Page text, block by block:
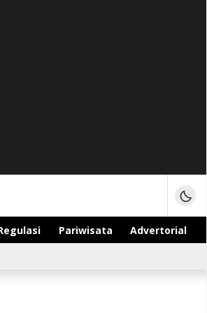
Pariwisata
Advertorial